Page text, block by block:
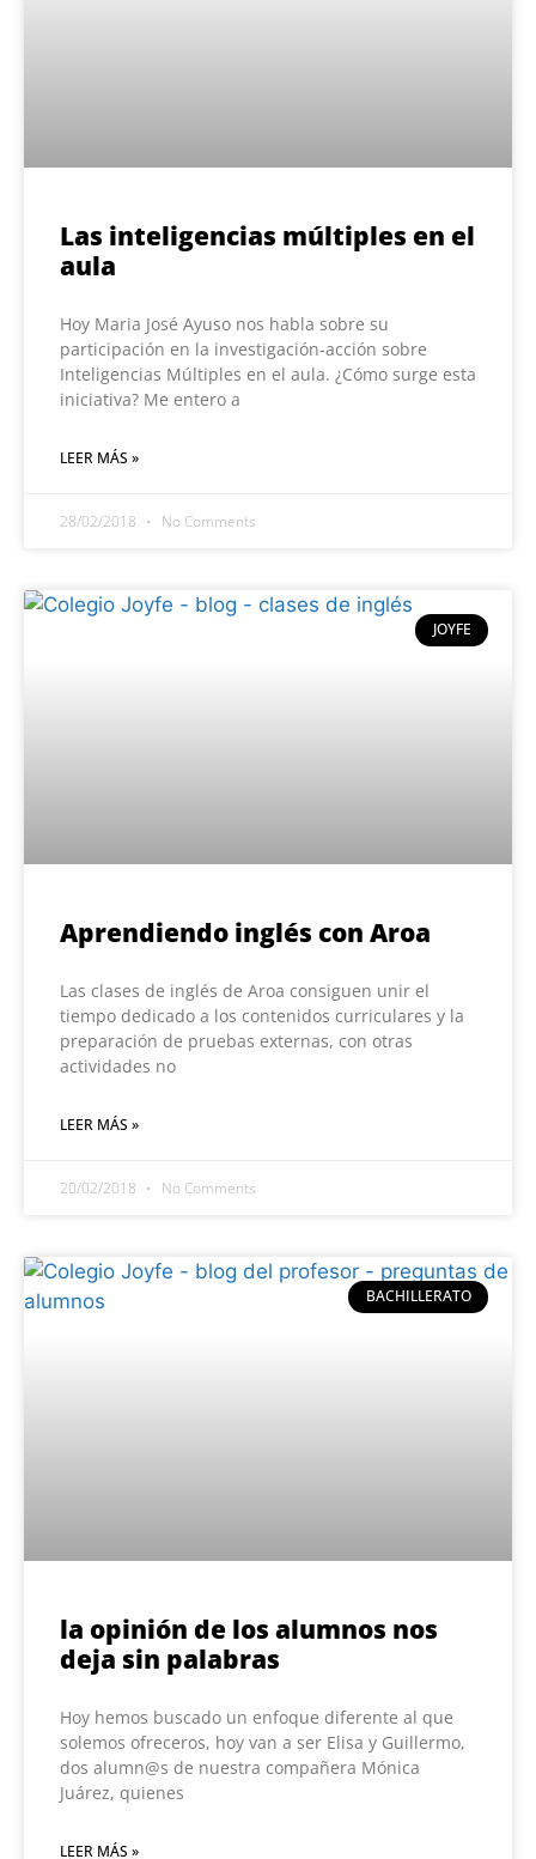
Las inteligencias múltiples en el
aula
Hoy Maria José Ayuso nos habla sobre su
participación en la investigación-acción sobre
Inteligencias Múltiples en el aula. ¿Cómo surge esta
iniciativa? Me entero a
LEER MÁS »
28/02/2018 No Comments
JOYFE
Aprendiendo inglés con Aroa
Las clases de inglés de Aroa consiguen unir el
tiempo dedicado a los contenidos curriculares y la
preparación de pruebas externas, con otras
actividades no
LEER MÁS »
20/02/2018 No Comments
BACHILLERATO
la opinión de los alumnos nos
deja sin palabras
Hoy hemos buscado un enfoque diferente al que
solemos ofreceros, hoy van a ser Elisa y Guillermo,
dos alumn@s de nuestra compañera Mónica
Juárez, quienes
LEER MÁS »